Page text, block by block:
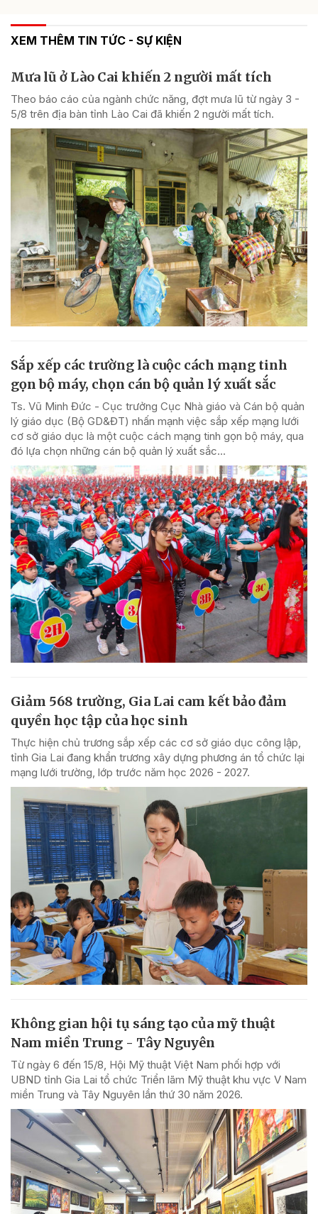
XEM THÊM TIN TỨC - SỰ KIỆN
Mưa lũ ở Lào Cai khiến 2 người mất tích
Theo báo cáo của ngành chức năng, đợt mưa lũ từ ngày 3 -
5/8 trên địa bàn tỉnh Lào Cai đã khiến 2 người mất tích.
Sắp xếp các trường là cuộc cách mạng tinh
gọn bộ máy, chọn cán bộ quản lý xuất sắc
Ts. Vũ Minh Đức - Cục trưởng Cục Nhà giáo và Cán bộ quản
lý giáo dục (Bộ GD&ĐT) nhấn mạnh việc sắp xếp mạng lưới
cơ sở giáo dục là một cuộc cách mạng tinh gọn bộ máy, qua
đó lựa chọn những cán bộ quản lý xuất sắc...
Giảm 568 trường, Gia Lai cam kết bảo đảm
quyền học tập của học sinh
Thực hiện chủ trương sắp xếp các cơ sở giáo dục công lập,
tỉnh Gia Lai đang khẩn trương xây dựng phương án tổ chức lại
mạng lưới trường, lớp trước năm học 2026 - 2027.
Không gian hội tụ sáng tạo của mỹ thuật
Nam miền Trung - Tây Nguyên
Từ ngày 6 đến 15/8, Hội Mỹ thuật Việt Nam phối hợp với
UBND tỉnh Gia Lai tổ chức Triển lãm Mỹ thuật khu vực V Nam
miền Trung và Tây Nguyên lần thứ 30 năm 2026.